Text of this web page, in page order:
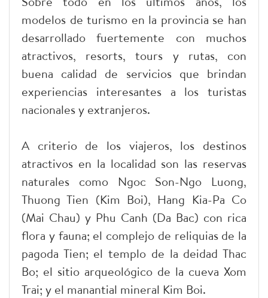
modelos de turismo en la provincia se han
desarrollado fuertemente con muchos
atractivos, resorts, tours y rutas, con
buena calidad de servicios que brindan
experiencias interesantes a los turistas
nacionales y extranjeros.
A criterio de los viajeros, los destinos
atractivos en la localidad son las reservas
naturales como Ngoc Son-Ngo Luong,
Thuong Tien (Kim Boi), Hang Kia-Pa Co
(Mai Chau) y Phu Canh (Da Bac) con rica
flora y fauna; el complejo de reliquias de la
pagoda Tien; el templo de la deidad Thac
Bo; el sitio arqueológico de la cueva Xom
Trai; y el manantial mineral Kim Boi.